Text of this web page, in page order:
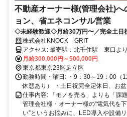
不動産オーナー様(管理会社)
ョン、省エネコンサル営業
◇未経験歓迎◇月給30万円〜／完全土日
企業で提案営業に挑戦！
株式会社KNOCK GRIT
アクセス: 最寄駅：北千住駅 東口
月給300,000円～500,000円
東京都東京23区足立区
勤務時間・曜日: ・9：30～19：00（
休憩あり） ・土日祝完全定休日、お
仕事内容: 「モノを売る」よりも「課
管理会社様・オーナー様の“電気代を
い”というお悩みに、LED導入や設備